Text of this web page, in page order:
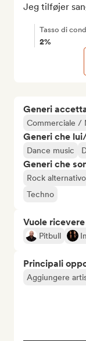
Generi
Commerciale /
Generi che
Dance music
Generi che
Rock alternativo
Techno
Vuole
Pitbull
Principali
Aggiungere
Jeg tilføjer
Tasso di
2%